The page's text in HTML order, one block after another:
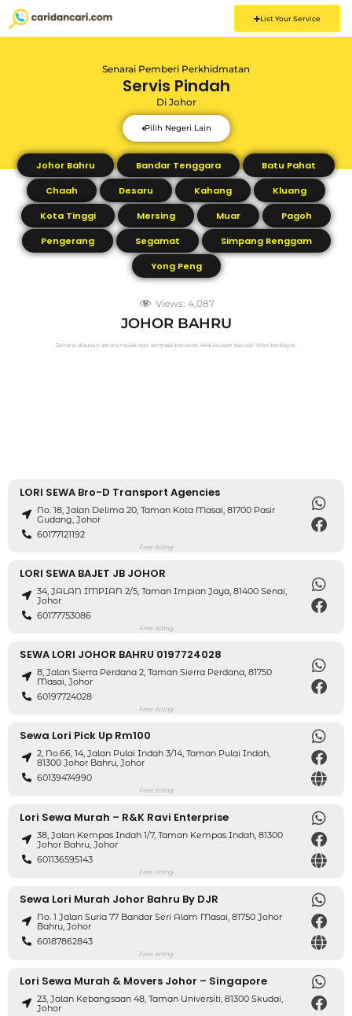
List Your Service
Senarai Pemberi Perkhidmatan
Servis Pindah
Di Johor
Pilih Negeri Lain
Johor Bahru Bandar Tenggara
Batu Pahat
Chaah
Desaru Kahang
Kluang
Kota Tinggi
Mersing Muar
Pagoh
Pengerang
Segamat
Simpang Renggam
Yong Peng
Views: 4,087
JOHOR BAHRU
Senarai disusun secara rawak dan sentiasa berubah kedudukan kecuali iklan berbayar.
LORI SEWA Bro-D Transport Agencies
No. 18, Jalan Delima 20, Taman Kota Masai, 81700 Pasir
Gudang, Johor
60177121192
Free listing
LORI SEWA BAJET JB JOHOR
34, JALAN IMPIAN 2/5, Taman Impian Jaya, 81400 Senai,
Johor
60177753086
Free listing
SEWA LORI JOHOR BAHRU 0197724028
8, Jalan Sierra Perdana 2, Taman Sierra Perdana, 81750
Masai, Johor
60197724028
Free listing
Sewa Lori Pick Up Rm100
2, No.66, 14, Jalan Pulai Indah 3/14, Taman Pulai Indah,
81300 Johor Bahru, Johor
60139474990
Free listing
Lori Sewa Murah – R&K Ravi Enterprise
38, Jalan Kempas Indah 1/7, Taman Kempas Indah, 81300
Johor Bahru, Johor
601136595143
Free listing
Sewa Lori Murah Johor Bahru By DJR
No. 1 Jalan Suria 77 Bandar Seri Alam Masai, 81750 Johor
Bahru, Johor
60187862843
Free listing
Lori Sewa Murah & Movers Johor – Singapore
23, Jalan Kebangsaan 48, Taman Universiti, 81300 Skudai,
Johor